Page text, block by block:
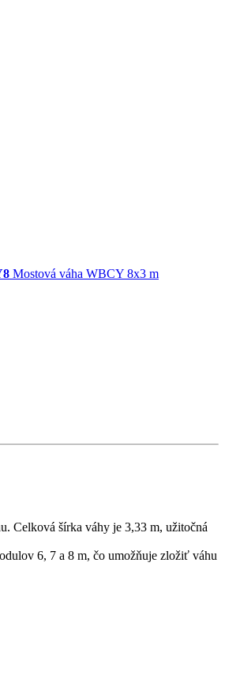
Mostová váha WBCY 8x3 m
Celková šírka váhy je 3,33 m, užitočná
6, 7 a 8 m, čo umožňuje zložiť váhu